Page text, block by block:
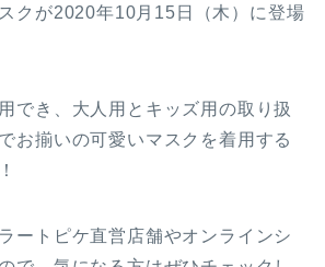
クが2020年10月15日（木）に登場
でき、大人用とキッズ用の取り扱
お揃いの可愛いマスクを着用する
ートピケ直営店舗やオンラインシ